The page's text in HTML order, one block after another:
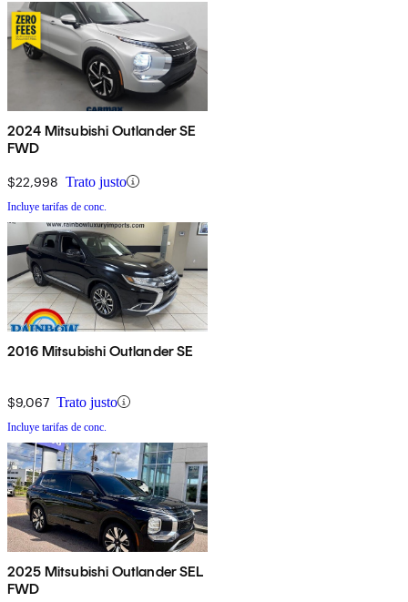
2024 Mitsubishi Outlander SE
FWD
$22,998 Trato justo
Incluye tarifas de conc.
2016 Mitsubishi Outlander SE
$9,067 Trato justo
Incluye tarifas de conc.
2025 Mitsubishi Outlander SEL
FWD